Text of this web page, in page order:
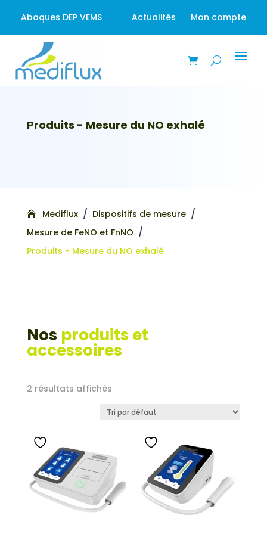
Abaques DEP VEMS Actualités Mon compte
Produits - Mesure du NO exhalé
Mediflux / Dispositifs de mesure /
Mesure de FeNO et FnNO /
Produits - Mesure du NO exhalé
Nos produits et
accessoires
2 résultats affichés